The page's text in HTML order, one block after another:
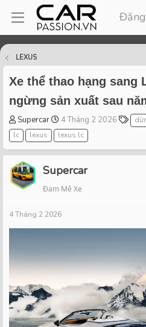
LEXUS
Xe thể thao hạng sang
ngừng sản xuất sau
T
h
r
e
a
d
s
a
r
r
Supercar
S
t
a
r
t
a
e
4 Tháng 2 2026
T
a
s
lc
lexus lexus lc
Supercar
Đam Mê Xe
4 Tháng 2 2026